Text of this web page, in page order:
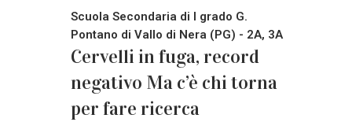
Scuola Secondaria di I grado G.
Pontano di Vallo di Nera (PG) - 2A, 3A
Cervelli in fuga, record
negativo Ma c’è chi torna
per fare ricerca